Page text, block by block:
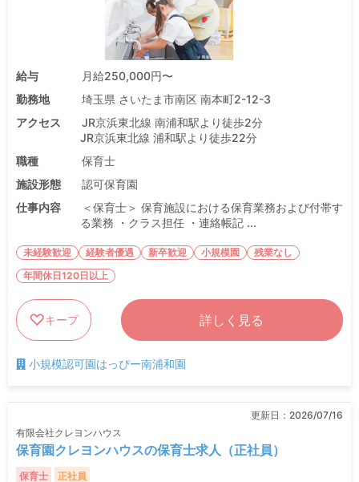
給与
月給250,000円〜
勤務地
埼玉県 さいたま市南区 南本町2-12-3
アクセス
JR京浜東北線 南浦和駅より徒歩2分
JR京浜東北線 浦和駅より徒歩22分
職種
保育士
施設形態
認可保育園
仕事内容
＜保育士＞ 保育施設における保育業務および付帯す
る業務 ・クラス担任 ・連絡帳記 ...
未経験歓迎 経験者優遇 新卒歓迎 小規模園
残業なし
年間休日120日以上
キープ 詳しく見る
小規模認可園はっぴー南浦和園
更新日： 2026/07/16
有限会社クレヨンハウス
保育園クレヨンハウスの保育士求人（正社員）
保育士 正社員